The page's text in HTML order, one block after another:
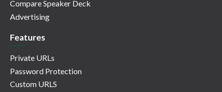
Compare Speaker Deck
Advertising
Features
Private URLs
Password Protection
Custom URLS